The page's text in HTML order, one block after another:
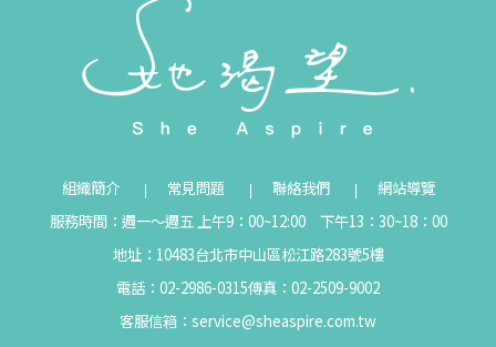
組織簡介 常見問題 聯絡我們
網站導覽
服務時間：週一～週五 上午9：00~12:00 下午13：30~18：00
地址：10483台北市中山區松江路283號5樓
電話：02-2986-0315傳真：02-2509-9002
客服信箱： service@sheaspire.com.tw